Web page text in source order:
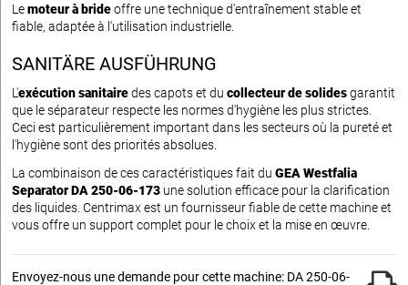
Lemoteur à brideoffre une technique d'entraînement stable et
fiable, adaptée à l'utilisation industrielle.
SANITÄRE AUSFÜHRUNG
L'exécution sanitairedes capots et du collecteur de solidesgarantit
que le séparateur respecte les normes d'hygiène les plus strictes.
Ceci est particulièrement important dans les secteurs où la pureté et
l'hygiène sont des priorités absolues.
La combinaison de ces caractéristiques fait du GEA Westfalia
Separator DA 250-06-173 une solution efficace pour la clarification
des liquides. Centrimax est un fournisseur fiable de cette machine et
vous offre un support complet pour le choix et la mise en œuvre.
Envoyez-nous une demande pour cette machine: DA 250-06-